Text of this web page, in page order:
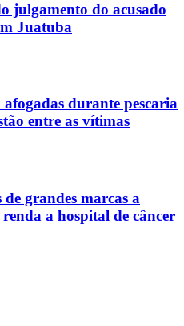
julgamento do acusado
Juatuba
afogadas durante pescaria
entre as vítimas
grandes marcas a
a hospital de câncer